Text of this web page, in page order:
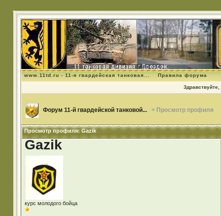
www.11td.ru - 11-я гвардейская танковая... Правила форума
Здравствуйте,
Форум 11-й гвардейской танковой... > Просмотр профиля
Просмотр профиля: Gazik
Gazik
курс молодого бойца